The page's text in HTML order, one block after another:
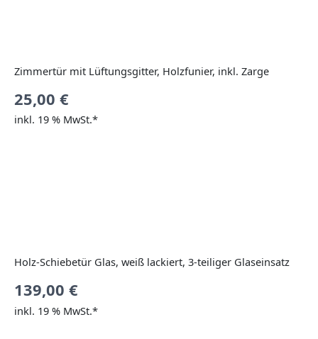
Zimmertür mit Lüftungsgitter, Holzfunier, inkl. Zarge
25,00 €
inkl. 19 % MwSt.*
Holz-Schiebetür Glas, weiß lackiert, 3-teiliger Glaseinsatz
139,00 €
inkl. 19 % MwSt.*